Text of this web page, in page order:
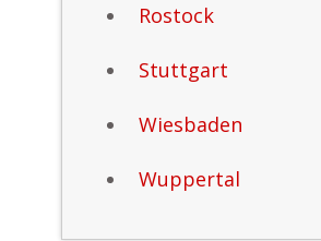
Rostock
Stuttgart
Wiesbaden
Wuppertal